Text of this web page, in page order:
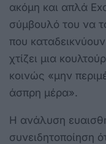
ακόμη και απλά
σύμβουλό του να
που
χτίζει μια
κοινώς «μην
άσπρη μέρα».
Η ανάλυση
συνειδητοποίηση